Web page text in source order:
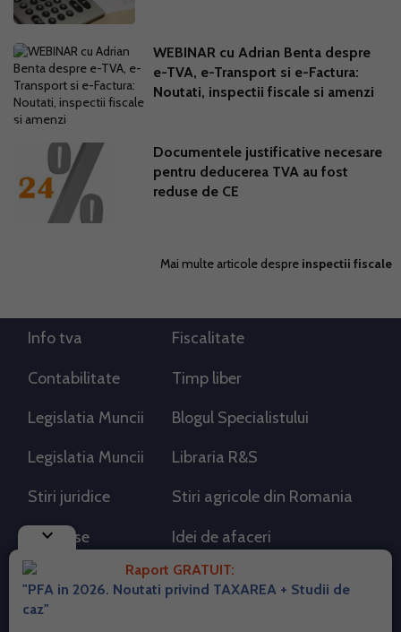
WEBINAR cu Adrian Benta despre
e-TVA, e-Transport si e-Factura:
Noutati, inspectii fiscale si amenzi
Documentele justificative necesare
pentru deducerea TVA au fost
reduse de CE
Mai multe articole despre inspectii fiscale
keyboard_arrow_down
Raport GRATUIT:
"PFA in 2026. Noutati privind TAXAREA + Studii de
caz"
Info tva Fiscalitate
Contabilitate Timp liber
Legislatia Muncii Blogul Specialistului
Legislatia Muncii Libraria R&S
Stiri juridice Stiri agricole din Romania
AdSense Idei de afaceri
RSS Flux RSS 2.0